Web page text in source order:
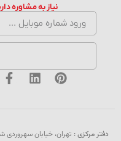
نیاز به مشاوره
دفتر مرکزی :